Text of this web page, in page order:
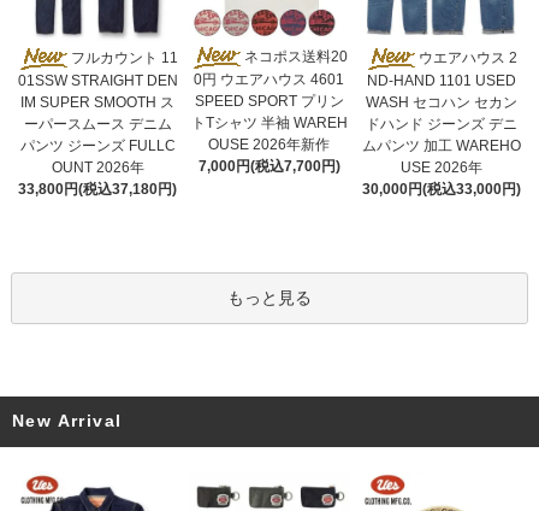
フルカウント 11
01SSW STRAIGHT DEN
IM SUPER SMOOTH ス
ーパースムース デニム
パンツ ジーンズ FULLC
OUNT 2026年
33,800円(税込37,180円)
ネコポス送料20
0円 ウエアハウス 4601
SPEED SPORT プリン
トTシャツ 半袖 WAREH
OUSE 2026年新作
7,000円(税込7,700円)
ウエアハウス 2
ND-HAND 1101 USED
WASH セコハン セカン
ドハンド ジーンズ デニ
ムパンツ 加工 WAREHO
USE 2026年
30,000円(税込33,000円)
もっと見る
New Arrival